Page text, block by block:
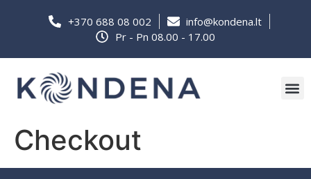
+370 688 08 002
info@kondena.lt
Pr - Pn 08.00 - 17.00
Checkout